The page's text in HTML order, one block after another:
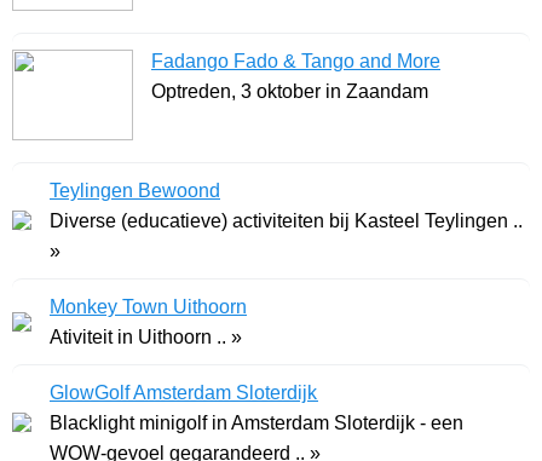
Fadango Fado & Tango and More
Optreden, 3 oktober in Zaandam
Teylingen Bewoond
Diverse (educatieve) activiteiten bij Kasteel Teylingen ..
»
Monkey Town Uithoorn
Ativiteit in Uithoorn .. »
GlowGolf Amsterdam Sloterdijk
Blacklight minigolf in Amsterdam Sloterdijk - een
WOW-gevoel gegarandeerd .. »